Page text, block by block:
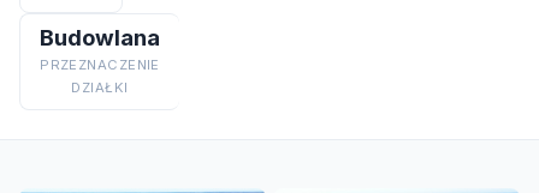
Budowlana
PRZEZNACZENIE
DZIAŁKI